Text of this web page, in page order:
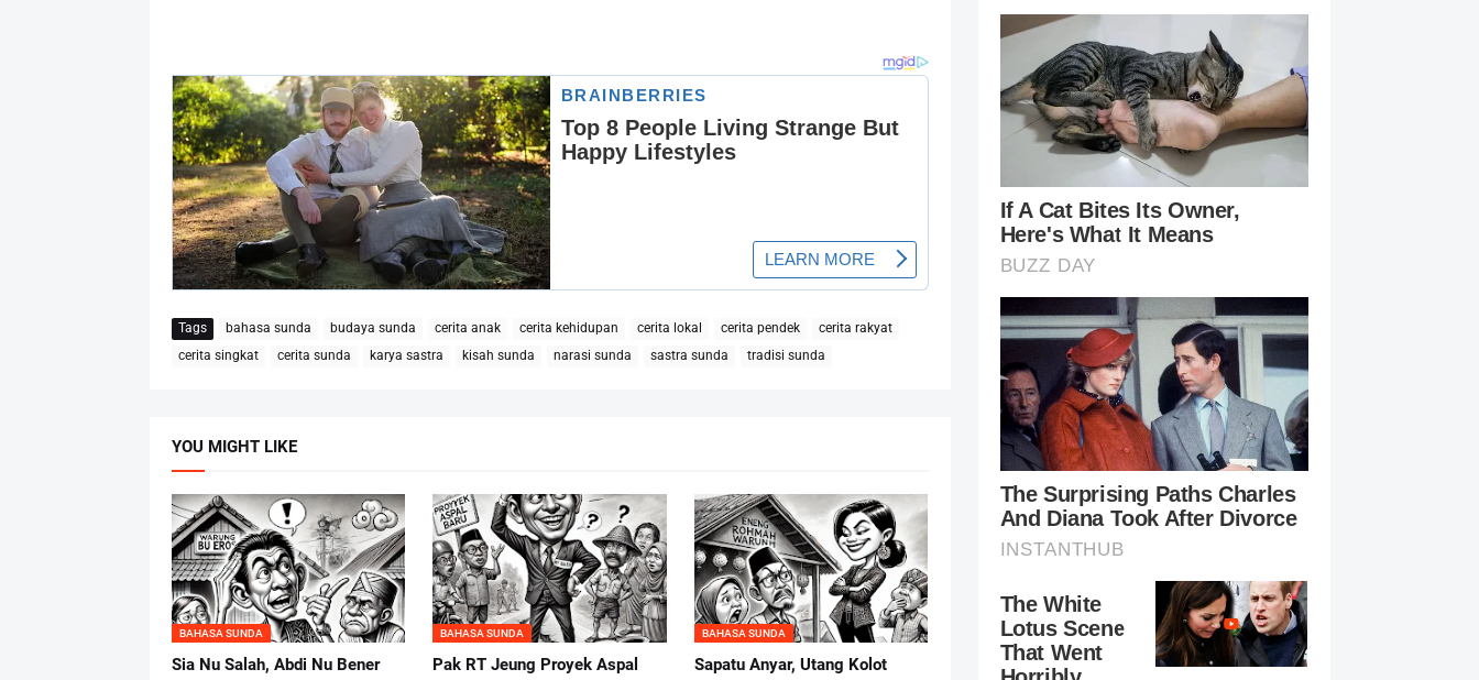
Tags bahasa sunda budaya sunda cerita anak cerita kehidupan cerita lokal cerita pendek
cerita rakyat
cerita singkat
cerita sunda karya sastra kisah sunda narasi sunda sastra sunda tradisi sunda
YOU MIGHT LIKE
BAHASA SUNDA
Sia Nu Salah, Abdi Nu Bener
BAHASA SUNDA
Pak RT Jeung Proyek Aspal
BAHASA SUNDA
Sapatu Anyar, Utang Kolot